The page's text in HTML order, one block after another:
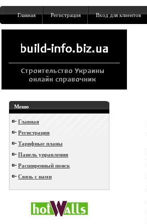
Главная Регистрация Вход для клиентов
Меню
Главная
Регистрация
Тарифные планы
Панель управления
Расширенный поиск
Связь с нами